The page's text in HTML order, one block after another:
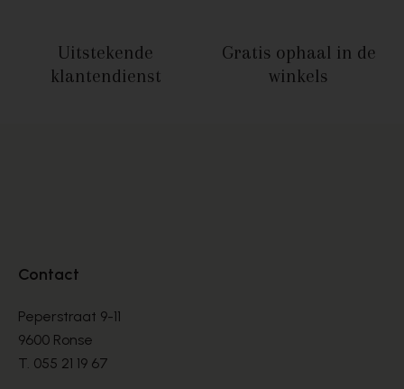
Uitstekende
klantendienst
Gratis ophaal in de
winkels
Contact
Peperstraat 9-11
9600 Ronse
T. 055 21 19 67